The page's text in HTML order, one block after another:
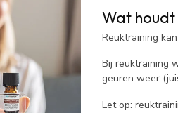
Wat houdt
Reuktraining
Bij reuktraining
geuren weer
Let op: